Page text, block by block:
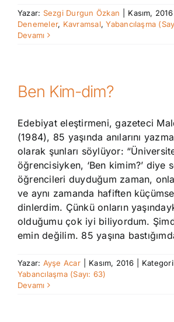
Yazar: Sezgi Durgun Özkan Kasım, 2016
Denemeler, Kavramsal,Yabancılaşma
Devamı
Ben Kim-dim?
Edebiyat eleştirmeni, gazeteci
(1984), 85 yaşında anılarını
olarak şunları söylüyor:
öğrencisiyken, ‘Ben kimim?’ diye
öğrencileri duyduğum zaman,
ve aynı zamanda hafiften
dinlerdim. Çünkü onların
olduğumu çok iyi biliyordum.
emin değilim. 85 yaşına
Yazar: Ayşe Acar Kasım, 2016
Yabancılaşma (Sayı: 63)
Devamı